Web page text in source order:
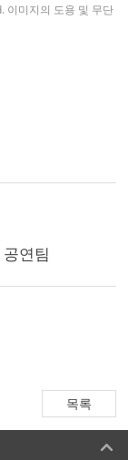
이미지의 도용 및 무단
연팀
목록